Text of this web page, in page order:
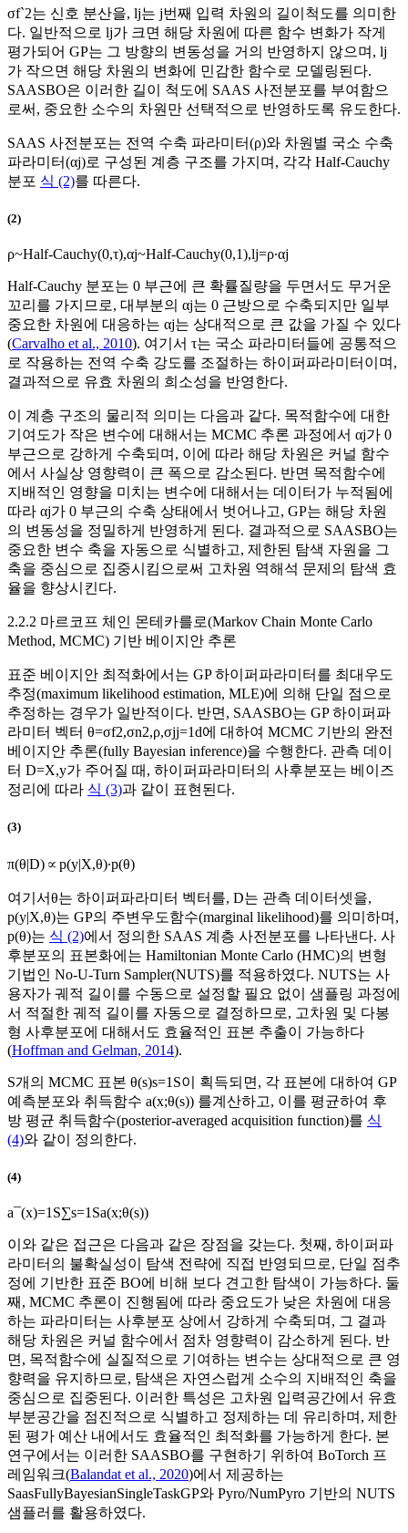
σf`2는 신호 분산을, lj는 j번째 입력 차원의 길이척도를 의미한
다. 일반적으로 lj가 크면 해당 차원에 따른 함수 변화가 작게
평가되어 GP는 그 방향의 변동성을 거의 반영하지 않으며, lj
가 작으면 해당 차원의 변화에 민감한 함수로 모델링된다.
SAASBO은 이러한 길이 척도에 SAAS 사전분포를 부여함으
로써, 중요한 소수의 차원만 선택적으로 반영하도록 유도한다.
SAAS 사전분포는 전역 수축 파라미터(ρ)와 차원별 국소 수축
파라미터(αj)로 구성된 계층 구조를 가지며, 각각 Half-Cauchy
분포 식 (2)를 따른다.
(2)
ρ~Half-Cauchy(0,τ),αj~Half-Cauchy(0,1),lj=ρ∙αj
Half-Cauchy 분포는 0 부근에 큰 확률질량을 두면서도 무거운
꼬리를 가지므로, 대부분의 αj는 0 근방으로 수축되지만 일부
중요한 차원에 대응하는 αj는 상대적으로 큰 값을 가질 수 있다
(Carvalho et al., 2010). 여기서 τ는 국소 파라미터들에 공통적으
로 작용하는 전역 수축 강도를 조절하는 하이퍼파라미터이며,
결과적으로 유효 차원의 희소성을 반영한다.
이 계층 구조의 물리적 의미는 다음과 같다. 목적함수에 대한
기여도가 작은 변수에 대해서는 MCMC 추론 과정에서 αj가 0
부근으로 강하게 수축되며, 이에 따라 해당 차원은 커널 함수
에서 사실상 영향력이 큰 폭으로 감소된다. 반면 목적함수에
지배적인 영향을 미치는 변수에 대해서는 데이터가 누적됨에
따라 αj가 0 부근의 수축 상태에서 벗어나고, GP는 해당 차원
의 변동성을 정밀하게 반영하게 된다. 결과적으로 SAASBO는
중요한 변수 축을 자동으로 식별하고, 제한된 탐색 자원을 그
축을 중심으로 집중시킴으로써 고차원 역해석 문제의 탐색 효
율을 향상시킨다.
2.2.2 마르코프 체인 몬테카를로(Markov Chain Monte Carlo
Method, MCMC) 기반 베이지안 추론
표준 베이지안 최적화에서는 GP 하이퍼파라미터를 최대우도
추정(maximum likelihood estimation, MLE)에 의해 단일 점으로
추정하는 경우가 일반적이다. 반면, SAASBO는 GP 하이퍼파
라미터 벡터 θ=σf2,σn2,ρ,σjj=1d에 대하여 MCMC 기반의 완전
베이지안 추론(fully Bayesian inference)을 수행한다. 관측 데이
터 D=X,y가 주어질 때, 하이퍼파라미터의 사후분포는 베이즈
정리에 따라 식 (3)과 같이 표현된다.
(3)
π(θ|D) ∝ p(y|X,θ)∙p(θ)
여기서θ는 하이퍼파라미터 벡터를, D는 관측 데이터셋을,
p(y|X,θ)는 GP의 주변우도함수(marginal likelihood)를 의미하며,
p(θ)는 식 (2)에서 정의한 SAAS 계층 사전분포를 나타낸다. 사
후분포의 표본화에는 Hamiltonian Monte Carlo (HMC)의 변형
기법인 No-U-Turn Sampler(NUTS)를 적용하였다. NUTS는 사
용자가 궤적 길이를 수동으로 설정할 필요 없이 샘플링 과정에
서 적절한 궤적 길이를 자동으로 결정하므로, 고차원 및 다봉
형 사후분포에 대해서도 효율적인 표본 추출이 가능하다
(Hoffman and Gelman, 2014).
S개의 MCMC 표본 θ(s)s=1 S이 획득되면, 각 표본에 대하여 GP
예측분포와 취득함수 a(x;θ(s)) 를계산하고, 이를 평균하여 후
방 평균 취득함수(posterior-averaged acquisition function)를 식
(4)와 같이 정의한다.
(4)
a¯(x)=1 S∑s=1 Sa(x;θ(s))
이와 같은 접근은 다음과 같은 장점을 갖는다. 첫째, 하이퍼파
라미터의 불확실성이 탐색 전략에 직접 반영되므로, 단일 점추
정에 기반한 표준 BO에 비해 보다 견고한 탐색이 가능하다. 둘
째, MCMC 추론이 진행됨에 따라 중요도가 낮은 차원에 대응
하는 파라미터는 사후분포 상에서 강하게 수축되며, 그 결과
해당 차원은 커널 함수에서 점차 영향력이 감소하게 된다. 반
면, 목적함수에 실질적으로 기여하는 변수는 상대적으로 큰 영
향력을 유지하므로, 탐색은 자연스럽게 소수의 지배적인 축을
중심으로 집중된다. 이러한 특성은 고차원 입력공간에서 유효
부분공간을 점진적으로 식별하고 정제하는 데 유리하며, 제한
된 평가 예산 내에서도 효율적인 최적화를 가능하게 한다. 본
연구에서는 이러한 SAASBO를 구현하기 위하여 BoTorch 프
레임워크(Balandat et al., 2020)에서 제공하는
SaasFullyBayesianSingleTaskGP와 Pyro/NumPyro 기반의 NUTS
샘플러를 활용하였다.